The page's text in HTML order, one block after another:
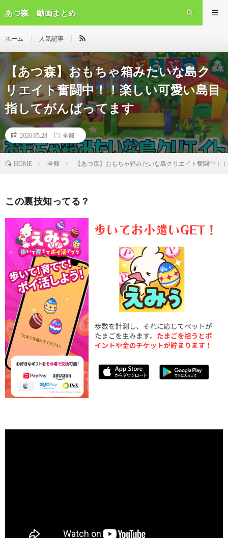
あつ森 動画まとめ
ホーム 人気記事
【あつ森】おもちゃ箱みたいな島ク
リエイト奮闘中！！楽しい可愛い島目
指してがんばってます
2026.05.28 全般
HOME 全般 【あつ森】おもちゃ箱みたいな島クリエイト奮闘中！
この裏技知ってる？